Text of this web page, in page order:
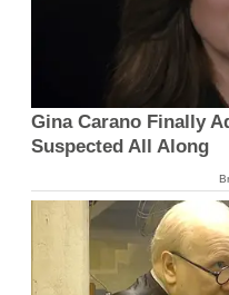
Gina Carano Finally
Suspected All Along